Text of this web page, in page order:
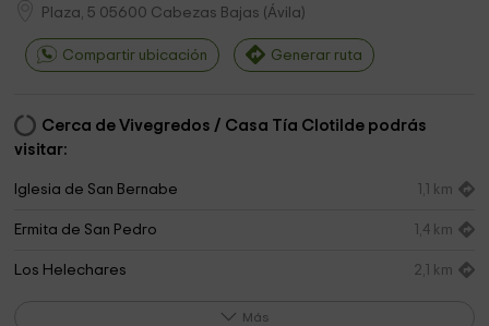
Plaza, 5 05600 Cabezas Bajas (Ávila)
Compartir ubicación Generar ruta
Cerca de Vivegredos / Casa Tía Clotilde podrás
visitar:
Iglesia de San Bernabe 1,1 km
Ermita de San Pedro 1,4 km
Los Helechares 2,1 km
Más